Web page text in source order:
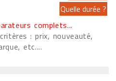
complets...
: prix, nouveauté,
etc....